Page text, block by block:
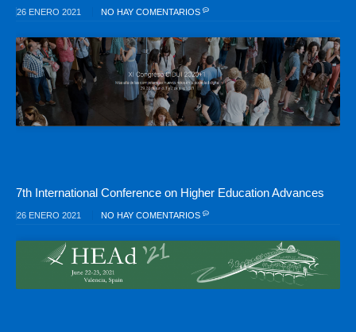
26 ENERO 2021 NO HAY COMENTARIOS
7th International Conference on Higher Education Advances
26 ENERO 2021 NO HAY COMENTARIOS